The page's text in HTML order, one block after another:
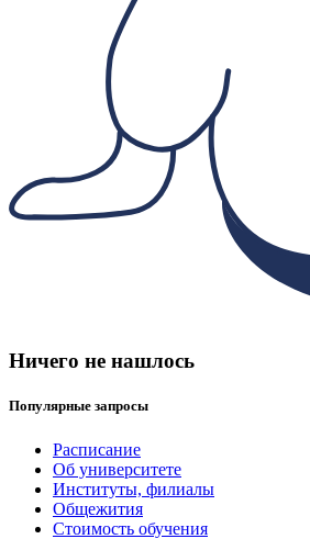
Ничего не нашлось
Популярные запросы
Расписание
Об университете
Институты, филиалы
Общежития
Стоимость обучения